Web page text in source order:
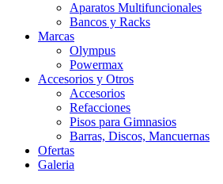
Aparatos Multifuncionales
Bancos y Racks
Marcas
Olympus
Powermax
Accesorios y Otros
Accesorios
Refacciones
Pisos para Gimnasios
Barras, Discos, Mancuernas
Ofertas
Galeria